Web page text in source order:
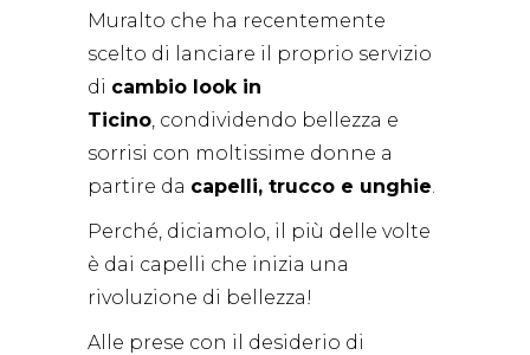
Muralto che ha recentemente
scelto di lanciare il proprio servizio
di cambio look in
Ticino, condividendo bellezza e
sorrisi con moltissime donne a
partire da capelli, trucco e unghie.
Perché, diciamolo, il più delle volte
è dai capelli che inizia una
rivoluzione di bellezza!
Alle prese con il desiderio di